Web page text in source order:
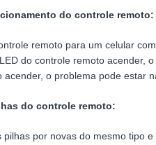
do controle remoto:
remoto para um celular
do controle remoto acender,
acender, o problema pode estar
do controle remoto:
pilhas por novas do mesmo tipo e